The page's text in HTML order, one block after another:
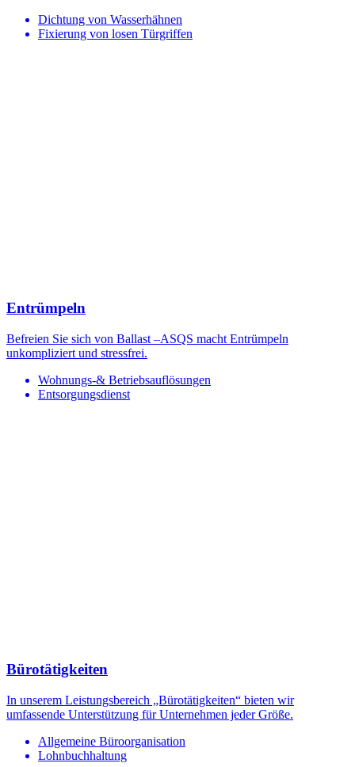
Dichtung von Wasserhähnen
Fixierung von losen Türgriffen
Entrümpeln
Befreien Sie sich von Ballast –ASQS macht Entrümpeln
unkompliziert und stressfrei.
Wohnungs-& Betriebsauflösungen
Entsorgungsdienst
Bürotätigkeiten
In unserem Leistungsbereich „Bürotätigkeiten“ bieten wir
umfassende Unterstützung für Unternehmen jeder Größe.
Allgemeine Büroorganisation
Lohnbuchhaltung